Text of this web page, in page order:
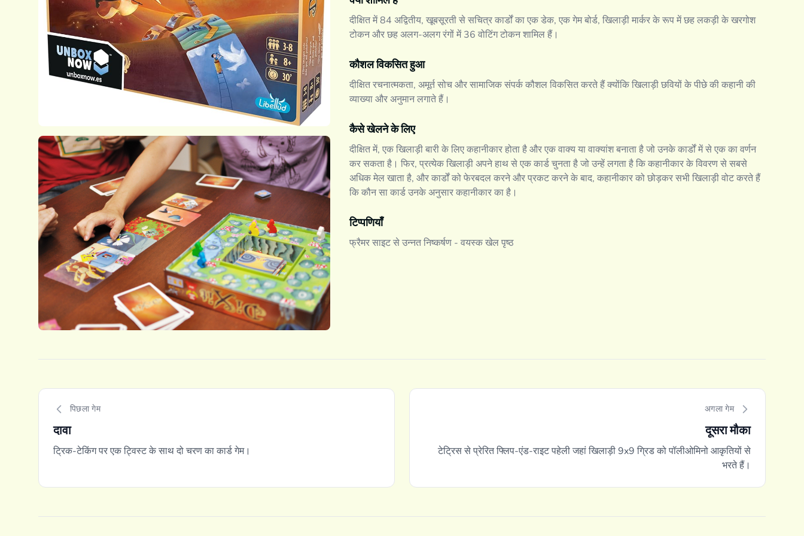
दीक्षित में 84 अद्वितीय, खूबसूरती से सचित्र कार्डों का एक डेक, एक गेम बोर्ड, खिलाड़ी मार्कर के रूप में छह लकड़ी के खरगोश
टोकन और छह अलग-अलग रंगों में 36 वोटिंग टोकन शामिल हैं।
कौशल विकसित हुआ
दीक्षित रचनात्मकता, अमूर्त सोच और सामाजिक संपर्क कौशल विकसित करते हैं क्योंकि खिलाड़ी छवियों के पीछे की कहानी की
व्याख्या और अनुमान लगाते हैं।
कैसे खेलने के लिए
दीक्षित में, एक खिलाड़ी बारी के लिए कहानीकार होता है और एक वाक्य या वाक्यांश बनाता है जो उनके कार्डों में से एक का वर्णन
कर सकता है। फिर, प्रत्येक खिलाड़ी अपने हाथ से एक कार्ड चुनता है जो उन्हें लगता है कि कहानीकार के विवरण से सबसे
अधिक मेल खाता है, और कार्डों को फेरबदल करने और प्रकट करने के बाद, कहानीकार को छोड़कर सभी खिलाड़ी वोट करते हैं
कि कौन सा कार्ड उनके अनुसार कहानीकार का है।
टिप्पणियाँ
फ्रैमर साइट से उन्नत निष्कर्षण - वयस्क खेल पृष्ठ
पिछला गेम
दावा
ट्रिक-टेकिंग पर एक ट्विस्ट के साथ दो चरण का कार्ड गेम।
अगला गेम
दूसरा मौका
टेट्रिस से प्रेरित फ्लिप-एंड-राइट पहेली जहां खिलाड़ी 9x9 ग्रिड को पॉलीओमिनो आकृतियों से
भरते हैं।